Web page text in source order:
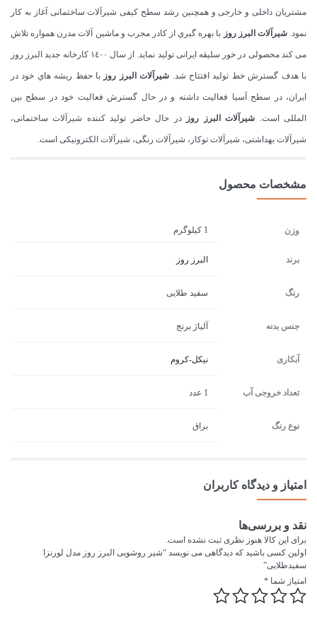
مشتریان داخلی‌ و خارجی‌ و همچنین‌ رشد سطح‌ کیفی‌ شیرآلات ساختمانی‌ آغاز به‌ کار
نمود.شیرآلات البرز روز با بهره گیري از کادر مجرب و ماشین‌ آلات مدرن همواره تلاش
می‌ کند محصولی‌ در خور سلیقه‌ ایرانی‌ تولید نماید. از سال ١٤٠٠ کارخانه‌ جدید البرز روز
با هدف گسترش خط‌ تولید افتتاح شد. شیرآلات البرز روز با حفظ‌ ریشه‌ هاي خود در
ایران، در سطح‌ آسیا فعالیت‌ داشته‌ و در حال گسترش فعالیت‌ خود در سطح‌ بین‌
المللی‌ است‌. شیرآلات البرز روز در حال حاضر تولید کننده شیرآلات ساختمانی‌،
شیرآلات بهداشتی‌، شیرآلات توکار، شیرآلات رنگی‌، شیرآلات الکترونیکی‌ است.
مشخصات محصول
وزن 1 کیلوگرم
برند البرز روز
رنگ سفید طلایی
جنس بدنه آلیاژ برنج
آبکاری نیکل-کروم
تعداد خروجی آب 1 عدد
نوع رنگ براق
امتیاز و دیدگاه کاربران
نقد و بررسی‌ها
برای این کالا هنوز نظری ثبت نشده است.
اولین کسی باشید که دیدگاهی می نویسد “شیر روشویی البرز روز مدل لورنزا
سفیدطلایی”
امتیاز شما *